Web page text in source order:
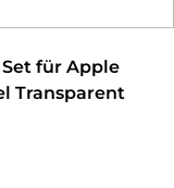
für Apple
Transparent